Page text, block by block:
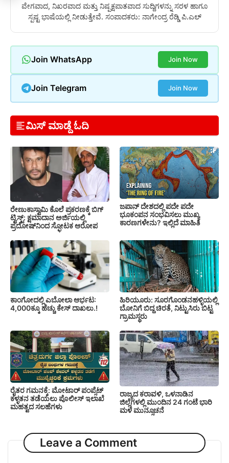
ವೇಗವಾದ, ನಿಖರವಾದ ಮತ್ತು ನಿಷ್ಪಕ್ಷಪಾತವಾದ ಸುದ್ದಿಗಳನ್ನು ಸರಳ ಹಾಗೂ
ಸ್ಪಷ್ಟ ಭಾಷೆಯಲ್ಲಿ ನೀಡುತ್ತೇವೆ. ಸಂಪಾದಕರು: ನಾಗೇಂದ್ರ ರೆಡ್ಡಿ ಪಿ.ಎಲ್
Join WhatsApp Join Now
Join Telegram Join Now
ಮಿಸ್ ಮಾಡ್ದೆ ಓದಿ
ರೇಣುಕಾಸ್ವಾಮಿ ಕೊಲೆ ಪ್ರಕರಣಕ್ಕೆ ಬಿಗ್
ಟ್ವಿಸ್ಟ್: ಕ್ಷಮಾದಾನ ಅರ್ಜಿಯಲ್ಲಿ
ಪ್ರದೋಷ್‌ನಿಂದ ಸ್ಫೋಟಕ ಆರೋಪ
ಜಪಾನ್ ದೇಶದಲ್ಲಿ ಪದೇ ಪದೇ
ಭೂಕಂಪನ ಸಂಭವಿಸಲು ಮುಖ್ಯ
ಕಾರಣಗಳೇನು? ಇಲ್ಲಿದೆ ಮಾಹಿತಿ
ಕಾಂಗೋದಲ್ಲಿ ಎಬೋಲಾ ಆರ್ಭಟ:
4,000ಕ್ಕೂ ಹೆಚ್ಚು ಕೇಸ್ ದಾಖಲು.!
ಹಿರಿಯೂರು: ಸೂರಗೊಂಡನಹಳ್ಳಿಯಲ್ಲಿ
ಬೋನಿಗೆ ಬಿದ್ದ ಚಿರತೆ, ನಿಟ್ಟುಸಿರು ಬಿಟ್ಟ
ಗ್ರಾಮಸ್ಥರು
ರೈತರ ಗಮನಕ್ಕೆ: ಮೋಟಾರ್ ಪಂಪ್ಸೆಟ್
ಕಳ್ಳತನ ತಡೆಯಲು ಪೊಲೀಸ್ ಇಲಾಖೆ
ಮಹತ್ವದ ಸಲಹೆಗಳು
ರಾಜ್ಯದ ಕರಾವಳಿ, ಒಳನಾಡಿನ
ಜಿಲ್ಲೆಗಳಲ್ಲಿ ಮುಂದಿನ 24 ಗಂಟೆ ಭಾರಿ
ಮಳೆ ಮುನ್ಸೂಚನೆ
Leave a Comment